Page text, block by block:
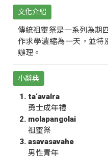
文化介紹
傳統祖靈祭是一系列為期
作求學濃縮為一天，並特
辦理。
小辭典
ta‘avalra
勇士成年禮
molapangolai
祖靈祭
asavasavahe
男性青年